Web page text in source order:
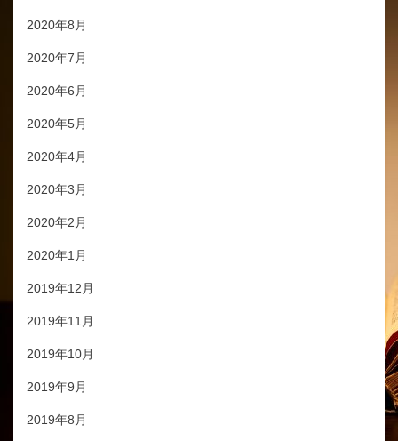
2020年8月
2020年7月
2020年6月
2020年5月
2020年4月
2020年3月
2020年2月
2020年1月
2019年12月
2019年11月
2019年10月
2019年9月
2019年8月